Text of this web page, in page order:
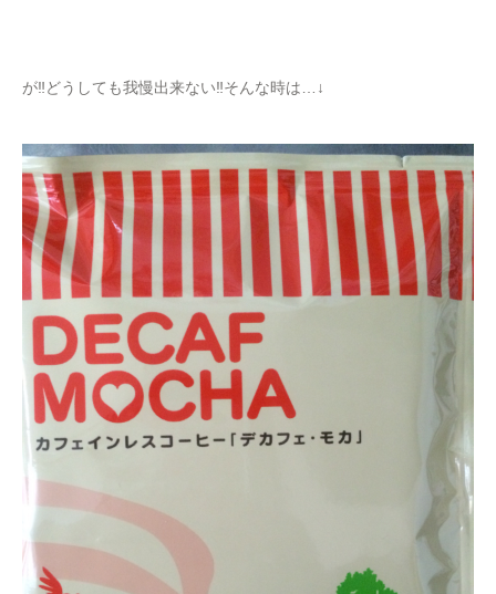
が‼︎どうしても我慢出来ない‼︎そんな時は…↓